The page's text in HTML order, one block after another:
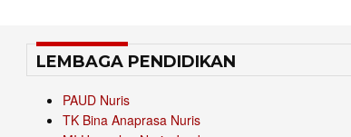
LEMBAGA PENDIDIKAN
PAUD Nuris
TK Bina Anaprasa Nuris